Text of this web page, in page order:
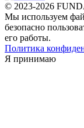
© 2023-2026
Мы используем
безопасно
его работы.
Политика
Я принимаю